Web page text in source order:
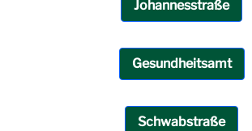
Johannesstraße
Gesundheitsamt
Schwabstraße